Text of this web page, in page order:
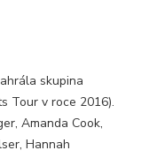
skupina
Tour v roce 2016).
Amanda Cook,
Hannah